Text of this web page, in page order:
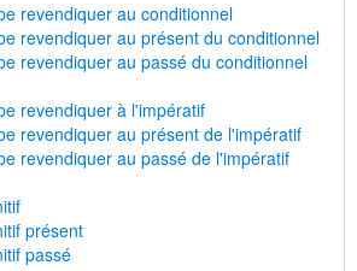
revendiquer au conditionnel
revendiquer au présent du conditionnel
revendiquer au passé du conditionnel
revendiquer à l'impératif
revendiquer au présent de l'impératif
revendiquer au passé de l'impératif
présent
passé